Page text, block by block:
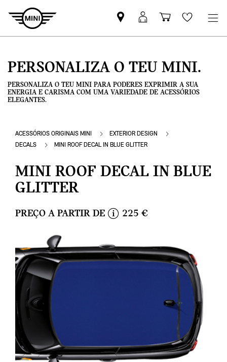
Pesquisar
parceiro
Iniciar
sessão
Carrinho
de
Wishlist
PERSONALIZA O TEU MINI.
PERSONALIZA O TEU MINI PARA PODERES EXPRIMIR A SUA
ENERGIA E CARISMA COM UMA VARIEDADE DE ACESSÓRIOS
ELEGANTES.
ACESSÓRIOS ORIGINAIS MINI
EXTERIOR DESIGN
DECALS
MINI ROOF DECAL IN BLUE GLITTER
MINI ROOF DECAL IN BLUE
GLITTER
PREÇO A PARTIR DE
f
o
225 €